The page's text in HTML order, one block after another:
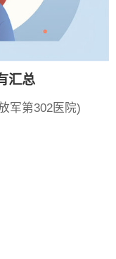
汇总
军第302医院)